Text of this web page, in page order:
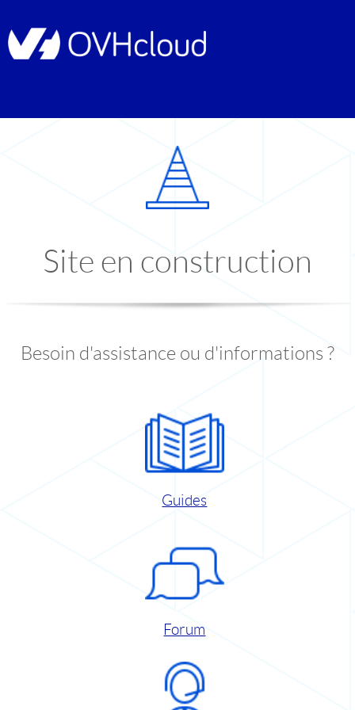
Site en construction
Besoin d'assistance ou d'informations ?
Guides
Forum